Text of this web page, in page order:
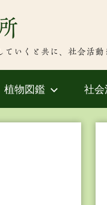
ていくと共に、社会活
植物図鑑 社会